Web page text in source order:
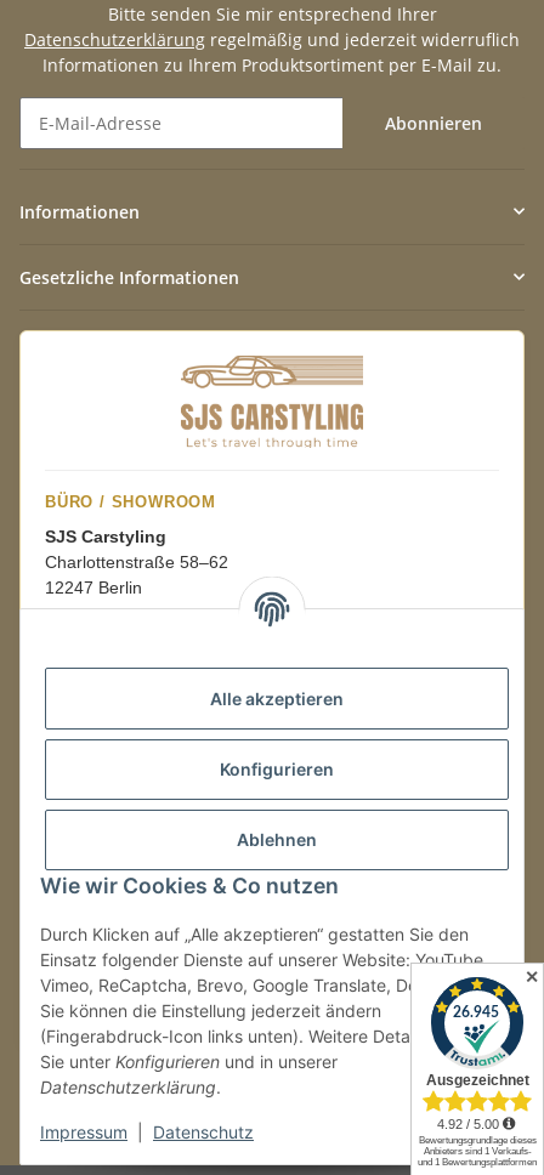
Alle akzeptieren
Konfigurieren
Ablehnen
Wie wir Cookies & Co nutzen
Durch Klicken auf „Alle akzeptieren“ gestatten Sie den
Einsatz folgender Dienste auf unserer Website: YouTube,
Vimeo, ReCaptcha, Brevo, Google Translate, Doofinder.
Sie können die Einstellung jederzeit ändern
(Fingerabdruck-Icon links unten). Weitere Details finden
Sie unter Konfigurieren und in unserer
Datenschutzerklärung.
Impressum Datenschutz
Bitte senden Sie mir entsprechend Ihrer
Datenschutzerklärung regelmäßig und jederzeit widerruflich
Informationen zu Ihrem Produktsortiment per E-Mail zu.
Abonnieren
Informationen
Gesetzliche Informationen
BÜRO / SHOWROOM
SJS Carstyling
Charlottenstraße 58–62
12247 Berlin
08:00–16:00 Uhr
LAGER / RETOUREN
Packmonster Fulfillment
SJS Carstyling Lager
Retouren ausschließlich an diese Adresse.
Tel.:+49 (0) 30 36417228
E-Mail:info@sjs-carstyling.com
Vertrag widerrufen
* Alle Preise inkl. gesetzlicher USt., zzgl.
✕